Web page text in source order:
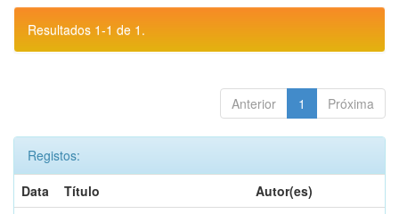
Resultados 1-1 de 1.
Anterior 1 Próxima
Registos:
Data
Título
Autor(es)